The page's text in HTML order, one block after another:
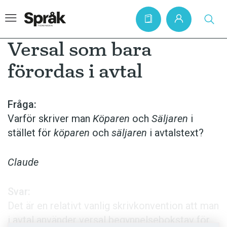
Artiklar
Krönikor
Språkfrågor
Skrivtips
Versal som bara
förordas i avtal
Fråga:
Varför skriver man Köparen och Säljaren i
stället för köparen och säljaren i avtalstext?
Claude
i avtal använder versal begynnelse­bokstav för